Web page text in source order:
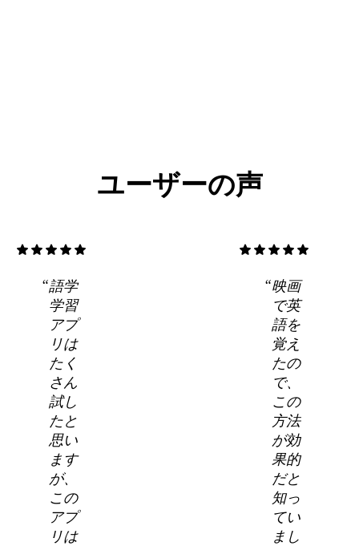
ユーザーの声
starstarstarstarstar
語学
学習
アプ
リは
たく
さん
試し
たと
思い
ます
が、
この
アプ
リは
starstarstarstarstar
映画
で英
語を
覚え
たの
で、
この
方法
が効
果的
だと
知っ
てい
まし